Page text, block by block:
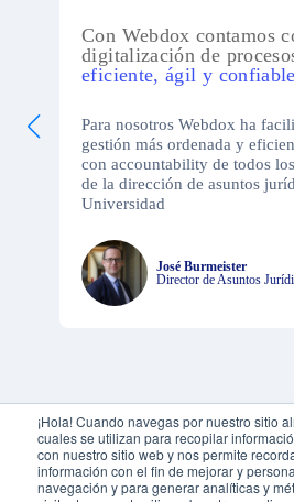
¡Hola! Cuando navegas por nuestro sitio
cuales se utilizan para recopilar
con nuestro sitio web y nos permite
información con el fin de mejorar y
navegación y para generar analíticas y
Con Webdox contamos
digitalización de
eficiente, ágil y confiable
Para nosotros Webdox ha
gestión más ordenada y
con accountability de todos
de la dirección de asuntos
Universidad
José Burmeister
Director de Asuntos
Compañías que ya transforman